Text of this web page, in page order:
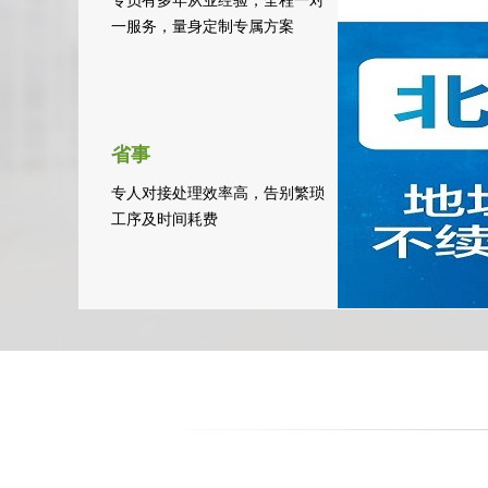
一服务，量身定制专属方案
省事
专人对接处理效率高，告别繁琐
工序及时间耗费